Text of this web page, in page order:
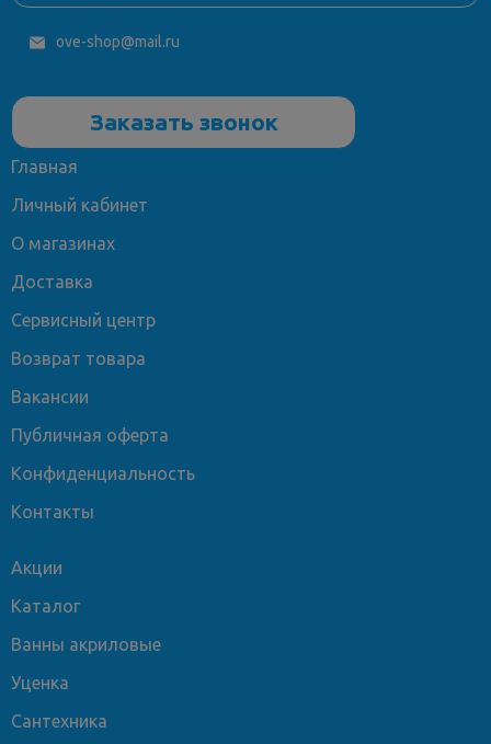
ove-shop@mail.ru
Заказать звонок
Главная
Личный кабинет
О магазинах
Доставка
Сервисный центр
Возврат товара
Вакансии
Публичная оферта
Конфиденциальность
Контакты
Акции
Каталог
Ванны акриловые
Уценка
Сантехника